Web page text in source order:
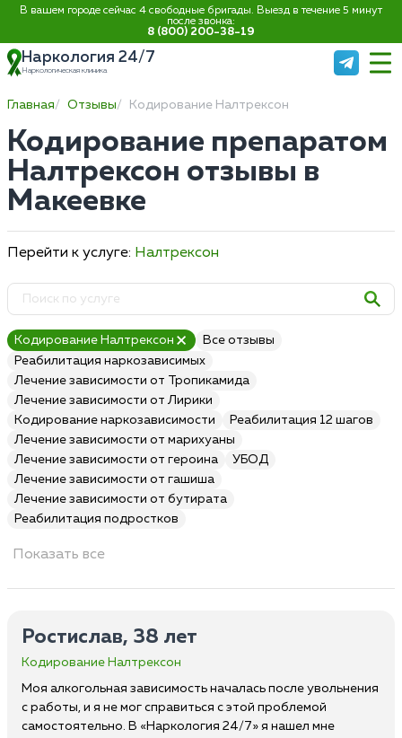
В вашем городе сейчас 4 свободные бригады. Выезд в течение 5 минут
после звонка:
8 (800) 200-38-19
Наркология 24/7
Наркологическая клиника
Главная Отзывы Кодирование Налтрексон
Кодирование препаратом
Налтрексон отзывы в
Макеевке
Перейти к услуге: Налтрексон
Кодирование Налтрексон
Все отзывы
Реабилитация наркозависимых
Лечение зависимости от Тропикамида
Лечение зависимости от Лирики
Кодирование наркозависимости
Реабилитация 12 шагов
Лечение зависимости от марихуаны
Лечение зависимости от героина
УБОД
Лечение зависимости от гашиша
Лечение зависимости от бутирата
Реабилитация подростков
Показать все
Ростислав, 38 лет
Кодирование Налтрексон
Моя алкогольная зависимость началась после увольнения
с работы, и я не мог справиться с этой проблемой
самостоятельно. В «Наркология 24/7» я нашел мне